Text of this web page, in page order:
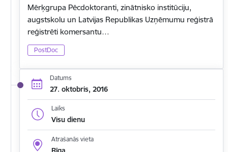
Mērķgrupa Pēcdoktoranti, zinātnisko institūciju,
augstskolu un Latvijas Republikas Uzņēmumu reģistrā
reģistrēti komersantu…
PostDoc
Datums
27. oktobris, 2016
Laiks
Visu dienu
Atrašanās vieta